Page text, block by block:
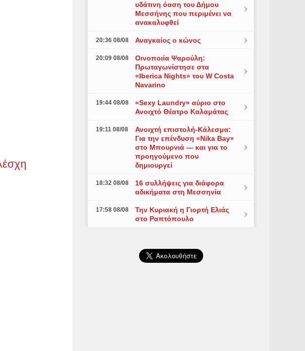
υδάτινη όαση του Δήμου
Μεσσήνης που περιμένει να
ανακαλυφθεί
20:36 08/08 Αναγκαίος ο κώνος
20:09 08/08
Οινοποιία Ψαρούλη:
Πρωταγωνίστησε στα
«Iberica Nights» του W Costa
Navarino
19:44 08/08
«Sexy Laundry» αύριο στο
Ανοιχτό Θέατρο Καλαμάτας
19:11 08/08
Ανοιχτή επιστολή-Κάλεσμα:
Για την επένδυση «Nika Bay»
στο Μπουρνιά — και για το
προηγούμενο που
δημιουργεί
18:32 08/08
16 συλλήψεις για διάφορα
αδικήματα στη Μεσσηνία
17:58 08/08
Την Κυριακή η Γιορτή Ελιάς
στο Ραπτόπουλο